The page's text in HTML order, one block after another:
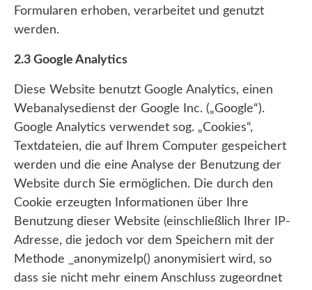
Formularen erhoben, verarbeitet und genutzt
werden.
2.3 Google Analytics
Diese Website benutzt Google Analytics, einen
Webanalysedienst der Google Inc. („Google“).
Google Analytics verwendet sog. „Cookies“,
Textdateien, die auf Ihrem Computer gespeichert
werden und die eine Analyse der Benutzung der
Website durch Sie ermöglichen. Die durch den
Cookie erzeugten Informationen über Ihre
Benutzung dieser Website (einschließlich Ihrer IP-
Adresse, die jedoch vor dem Speichern mit der
Methode _anonymizeIp() anonymisiert wird, so
dass sie nicht mehr einem Anschluss zugeordnet